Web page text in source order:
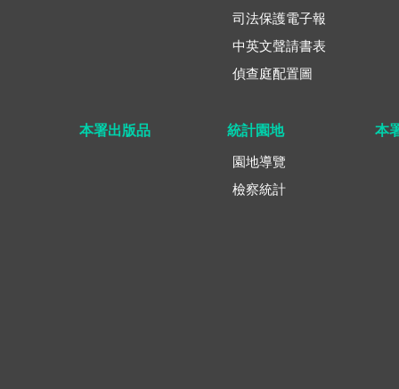
司法保護電子報
中英文聲請書表
偵查庭配置圖
本署出版品 統計園地
園地導覽
檢察統計
本